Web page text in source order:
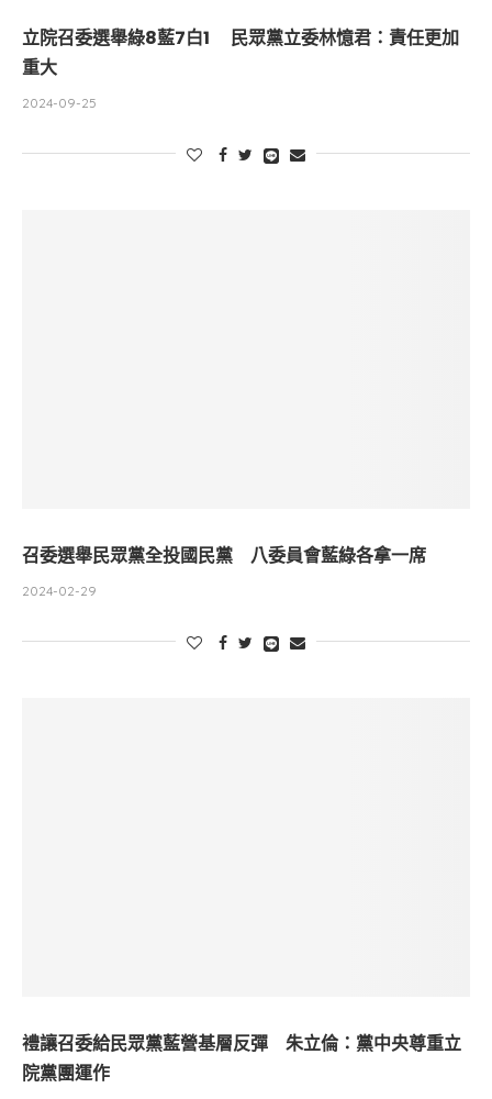
立院召委選舉綠8藍7白1 民眾黨立委林憶君：責任更加
重大
2024-09-25
召委選舉民眾黨全投國民黨 八委員會藍綠各拿一席
2024-02-29
禮讓召委給民眾黨藍營基層反彈 朱立倫：黨中央尊重立
院黨團運作